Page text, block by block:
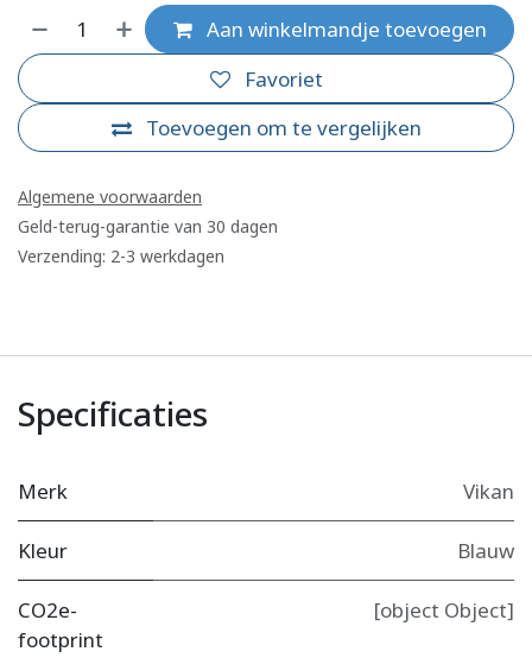
Aan winkelmandje toevoegen
Toevoegen om te vergelijken
Favoriet
Algemene voorwaarden
Geld-terug-garantie van 30 dagen
Verzending: 2-3 werkdagen
Specificaties
Merk Vikan
Kleur Blauw
CO2e-
footprint
[object Object]